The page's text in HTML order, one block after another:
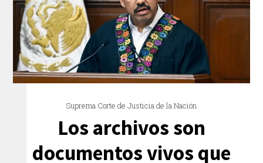
Suprema Corte de Justicia de la Nación
Los archivos son
documentos vivos que